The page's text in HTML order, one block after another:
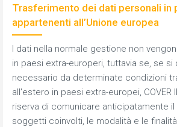
Trasferimento dei dati personali in
appartenenti all’Unione europea
I dati nella normale gestione non
in paesi extra-europeri, tuttavia se, se
necessario da determinate condizioni
all'estero in paesi extra-europei, COVER
riserva di comunicare anticipatamente il
soggetti coinvolti, le modalità e le